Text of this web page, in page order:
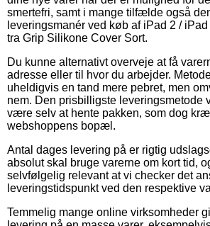
smertefri, samt i mange tilfælde også
leveringsmanér ved køb af iPad 2 /
tra Grip Silikone Cover Sort.
Du kunne alternativt overveje at få
adresse eller til hvor du arbejder.
uheldigvis en tand mere pebret, men
nem. Den prisbilligste leveringsmetode
være selv at hente pakken, som dog
webshoppens bopæl.
Antal dages levering på er rigtig
absolut skal bruge varerne om kort tid,
selvfølgelig relevant at vi checker det
leveringstidspunkt ved den respektive
Temmelig mange online virksomheder